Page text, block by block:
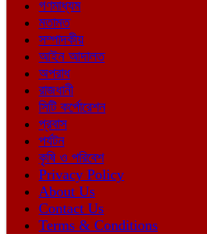
গণমাধ্যম
মতামত
সম্পাদকীয়
আইন আদালত
অপরাধ
রাজধানী
সিটি কর্পোরেশন
প্রবাস
পর্যটন
কৃষি ও পরিবেশ
Privacy Policy
About Us
Contact Us
Terms & Conditions